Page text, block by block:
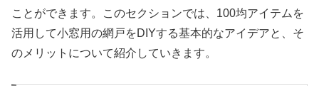
ことができます。このセクションでは、100均アイテムを
活用して小窓用の網戸をDIYする基本的なアイデアと、そ
のメリットについて紹介していきます。